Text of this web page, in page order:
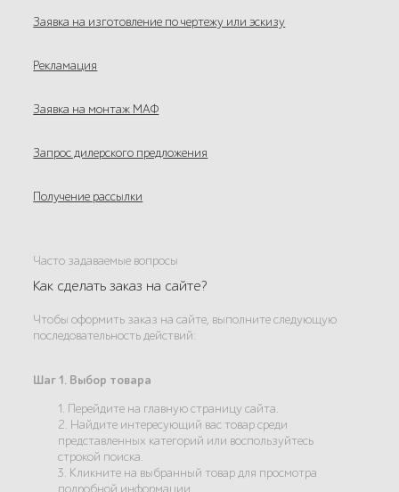
Заявка на изготовление по чертежу или эскизу
Рекламация
Заявка на монтаж МАФ
Запрос дилерского предложения
Получение рассылки
Часто задаваемые вопросы
Как сделать заказ на сайте?
Чтобы оформить заказ на сайте, выполните следующую
последовательность действий:
Шаг 1. Выбор товара
1. Перейдите на главную страницу сайта.
2. Найдите интересующий вас товар среди
представленных категорий или воспользуйтесь
строкой поиска.
3. Кликните на выбранный товар для просмотра
подробной информации.